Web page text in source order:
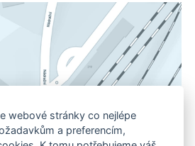
webové stránky co nejlépe
a preferencím,